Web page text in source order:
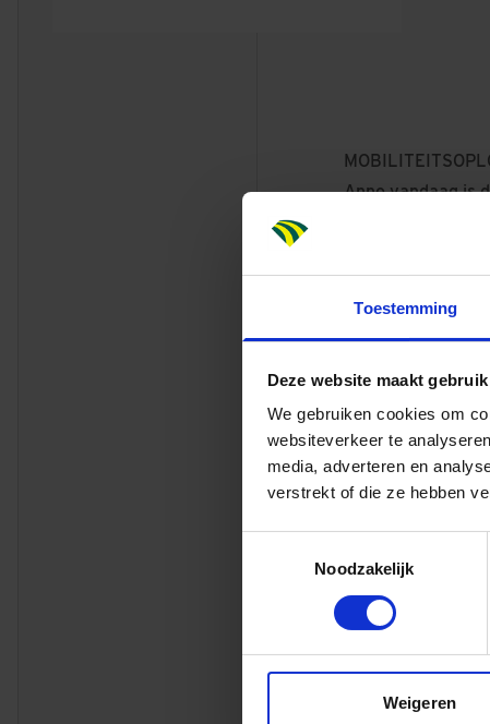
Toestemming
Deze website maakt
We gebruiken cookies om
websiteverkeer te
media, adverteren en
verstrekt of die ze hebben
Noodzakelijk
Weigeren
Anno vandaag is
bereikbaar, veilig
ruimte voor de
ONE-STOP-SHOP
Dura Vermeer is
elkaar afstemt.